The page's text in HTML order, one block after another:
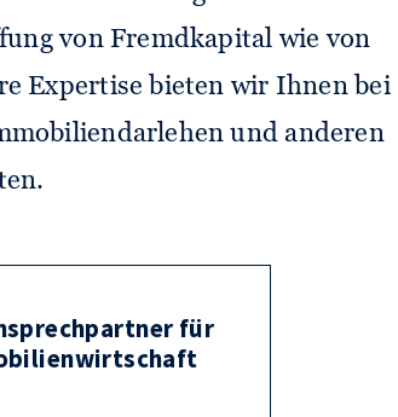
von Fremd­kapital wie von
Expertise bieten wir Ihnen bei
und anderen
für